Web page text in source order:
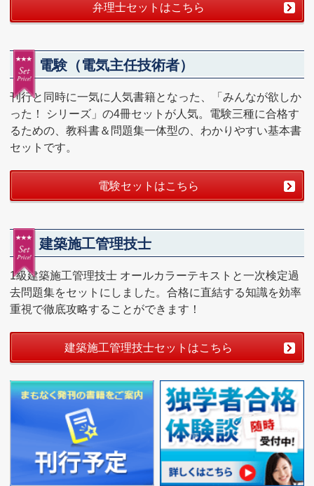
弁理士セットはこちら
電験（電気主任技術者）
刊行と同時に一気に人気書籍となった、「みんなが欲しか
った！ シリーズ」の4冊セットが人気。電験三種に合格す
るための、教科書＆問題集一体型の、わかりやすい基本書
セットです。
電験セットはこちら
建築施工管理技士
1級建築施工管理技士 オールカラーテキストと一次検定過
去問題集をセットにしました。合格に直結する知識を効率
重視で徹底攻略することができます！
建築施工管理技士セットはこちら